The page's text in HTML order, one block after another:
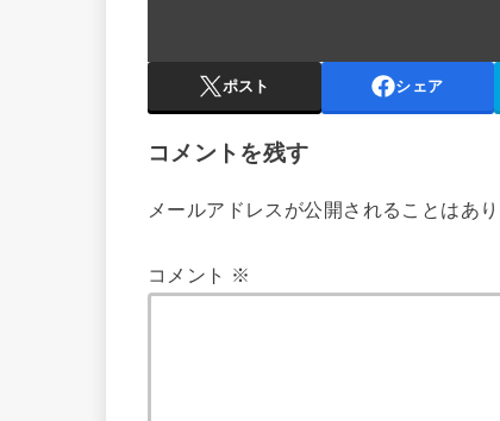
ポスト シェア
コメントを残す
メールアドレスが公開されることはあり
コメント ※